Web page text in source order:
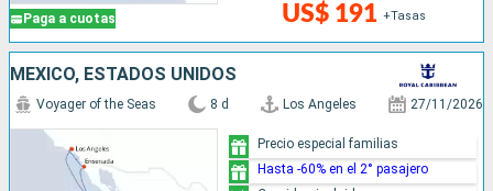
Paga a cuotas US$ 191 +Tasas
MÉXICO, ESTADOS UNIDOS
Voyager of the Seas 8 d Los Angeles 27/11/2026
Precio especial familias
Hasta -60% en el 2° pasajero